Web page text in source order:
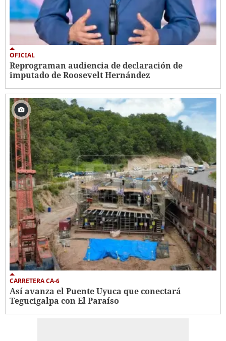
OFICIAL
Reprograman audiencia de declaración de
imputado de Roosevelt Hernández
CARRETERA CA-6
Así avanza el Puente Uyuca que conectará
Tegucigalpa con El Paraíso